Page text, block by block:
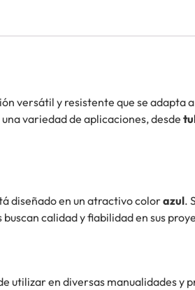
versátil y resistente que se adapta
variedad de aplicaciones, desde
diseñado en un atractivo colorazul.
calidad y fiabilidad en sus
utilizar en diversas manualidades y